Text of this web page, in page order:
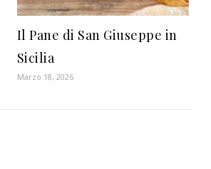
Il Pane di San Giuseppe in
Sicilia
Marzo 18, 2026